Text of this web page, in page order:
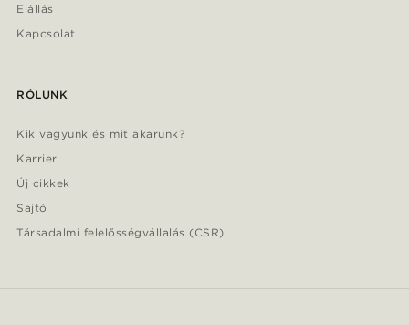
Elállás
Kapcsolat
RÓLUNK
Kik vagyunk és mit akarunk?
Karrier
Új cikkek
Sajtó
Társadalmi felelősségvállalás (CSR)